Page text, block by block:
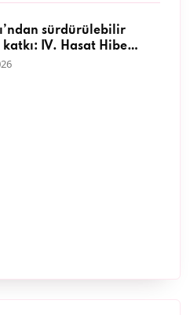
sürdürülebilir
katkı: IV. Hasat Hibe
başvuruları başladı